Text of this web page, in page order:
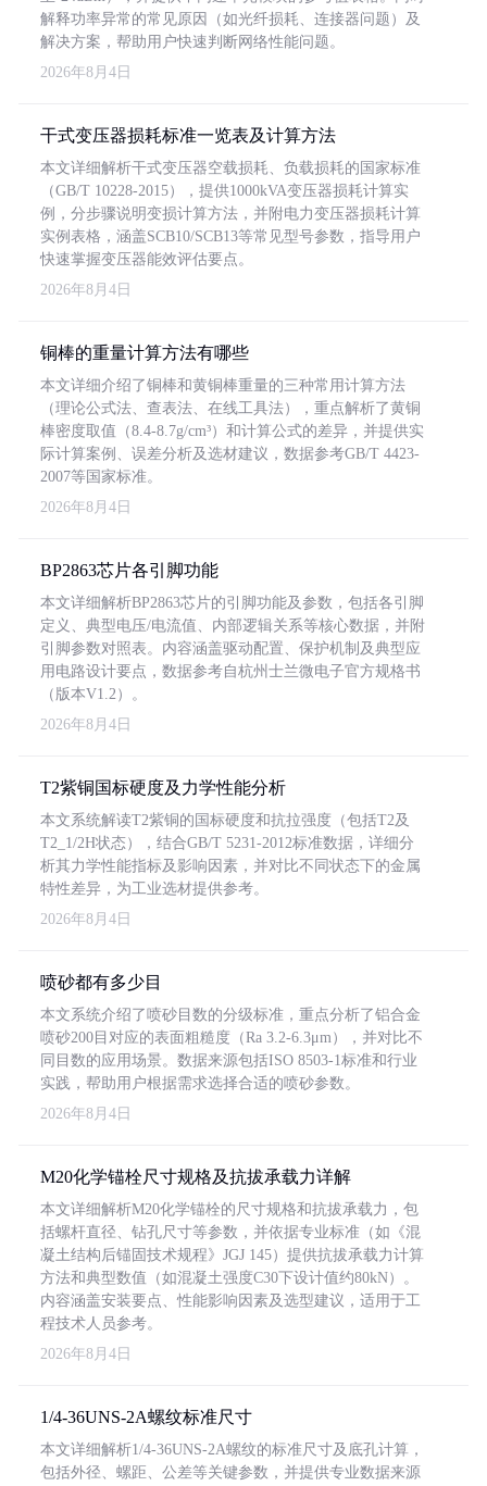
解释功率异常的常见原因（如光纤损耗、连接器问题）及
解决方案，帮助用户快速判断网络性能问题。
2026年8月4日
干式变压器损耗标准一览表及计算方法
本文详细解析干式变压器空载损耗、负载损耗的国家标准
（GB/T 10228-2015），提供1000kVA变压器损耗计算实
例，分步骤说明变损计算方法，并附电力变压器损耗计算
实例表格，涵盖SCB10/SCB13等常见型号参数，指导用户
快速掌握变压器能效评估要点。
2026年8月4日
铜棒的重量计算方法有哪些
本文详细介绍了铜棒和黄铜棒重量的三种常用计算方法
（理论公式法、查表法、在线工具法），重点解析了黄铜
棒密度取值（8.4-8.7g/cm³）和计算公式的差异，并提供实
际计算案例、误差分析及选材建议，数据参考GB/T 4423-
2007等国家标准。
2026年8月4日
BP2863芯片各引脚功能
本文详细解析BP2863芯片的引脚功能及参数，包括各引脚
定义、典型电压/电流值、内部逻辑关系等核心数据，并附
引脚参数对照表。内容涵盖驱动配置、保护机制及典型应
用电路设计要点，数据参考自杭州士兰微电子官方规格书
（版本V1.2）。
2026年8月4日
T2紫铜国标硬度及力学性能分析
本文系统解读T2紫铜的国标硬度和抗拉强度（包括T2及
T2_1/2H状态），结合GB/T 5231-2012标准数据，详细分
析其力学性能指标及影响因素，并对比不同状态下的金属
特性差异，为工业选材提供参考。
2026年8月4日
喷砂都有多少目
本文系统介绍了喷砂目数的分级标准，重点分析了铝合金
喷砂200目对应的表面粗糙度（Ra 3.2-6.3μm），并对比不
同目数的应用场景。数据来源包括ISO 8503-1标准和行业
实践，帮助用户根据需求选择合适的喷砂参数。
2026年8月4日
M20化学锚栓尺寸规格及抗拔承载力详解
本文详细解析M20化学锚栓的尺寸规格和抗拔承载力，包
括螺杆直径、钻孔尺寸等参数，并依据专业标准（如《混
凝土结构后锚固技术规程》JGJ 145）提供抗拔承载力计算
方法和典型数值（如混凝土强度C30下设计值约80kN）。
内容涵盖安装要点、性能影响因素及选型建议，适用于工
程技术人员参考。
2026年8月4日
1/4-36UNS-2A螺纹标准尺寸
本文详细解析1/4-36UNS-2A螺纹的标准尺寸及底孔计算，
包括外径、螺距、公差等关键参数，并提供专业数据来源